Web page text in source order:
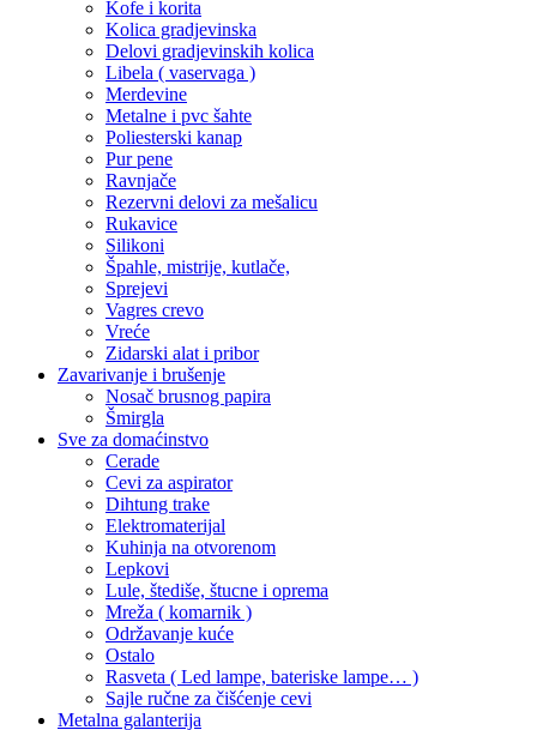
Kofe i korita
Kolica gradjevinska
Delovi gradjevinskih kolica
Libela ( vaservaga )
Merdevine
Metalne i pvc šahte
Poliesterski kanap
Pur pene
Ravnjače
Rezervni delovi za mešalicu
Rukavice
Silikoni
Špahle, mistrije, kutlače,
Sprejevi
Vagres crevo
Vreće
Zidarski alat i pribor
Zavarivanje i brušenje
Nosač brusnog papira
Šmirgla
Sve za domaćinstvo
Cerade
Cevi za aspirator
Dihtung trake
Elektromaterijal
Kuhinja na otvorenom
Lepkovi
Lule, štediše, štucne i oprema
Mreža ( komarnik )
Održavanje kuće
Ostalo
Rasveta ( Led lampe, bateriske lampe… )
Sajle ručne za čišćenje cevi
Metalna galanterija